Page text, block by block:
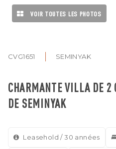
VOIR TOUTES LES PHOTOS
CVG1651 SEMINYAK
CHARMANTE VILLA DE
DE SEMINYAK
Leasehold / 30 années